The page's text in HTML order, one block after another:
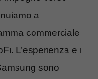
a
commerciale
L’esperienza e i
sono